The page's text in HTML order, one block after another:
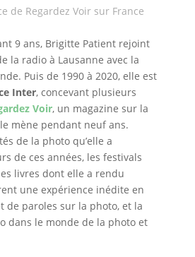
de Regardez Voir sur France
9 ans, Brigitte Patient rejoint
la radio à Lausanne avec la
Puis de 1990 à 2020, elle est
Inter, concevant plusieurs
Voir, un magazine sur la
mène pendant neuf ans.
de la photo qu’elle a
de ces années, les festivals
livres dont elle a rendu
une expérience inédite en
de paroles sur la photo, et la
dans le monde de la photo et